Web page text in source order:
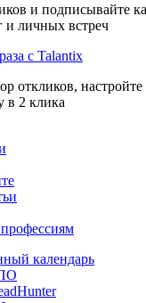
и подписывайте
и личных встреч
с Talantix
откликов, настройте
в 2 клика
календарь